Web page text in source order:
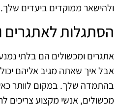
ולהישאר ממוקדים ביעדים שלך.
הסתגלות לאתגרים
אתגרים ומכשולים הם בלתי
אבל איך שאתה מגיב אליהם
בהתמדה שלך. במקום לוותר
מכשולים, אנשי מקצוע צריכים